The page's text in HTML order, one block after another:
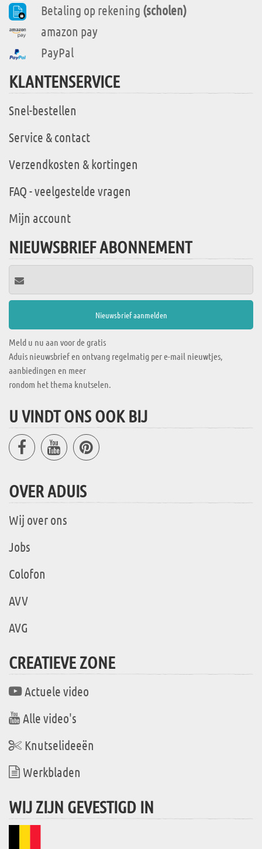
Betaling op rekening (scholen)
amazon pay
PayPal
KLANTENSERVICE
Snel-bestellen
Service & contact
Verzendkosten & kortingen
FAQ - veelgestelde vragen
Mijn account
NIEUWSBRIEF ABONNEMENT
Meld u nu aan voor de gratis
Aduis nieuwsbrief en ontvang regelmatig per e-mail nieuwtjes,
aanbiedingen en meer
rondom het thema knutselen.
U VINDT ONS OOK BIJ
OVER ADUIS
Wij over ons
Jobs
Colofon
AVV
AVG
CREATIEVE ZONE
Actuele video
Alle video's
Knutselideeën
Werkbladen
WIJ ZIJN GEVESTIGD IN